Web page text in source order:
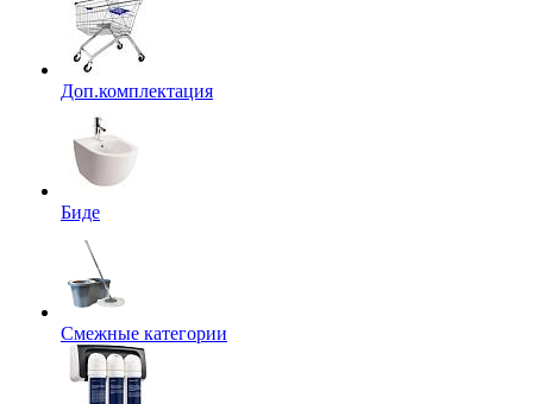
Доп.комплектация
Биде
Смежные категории